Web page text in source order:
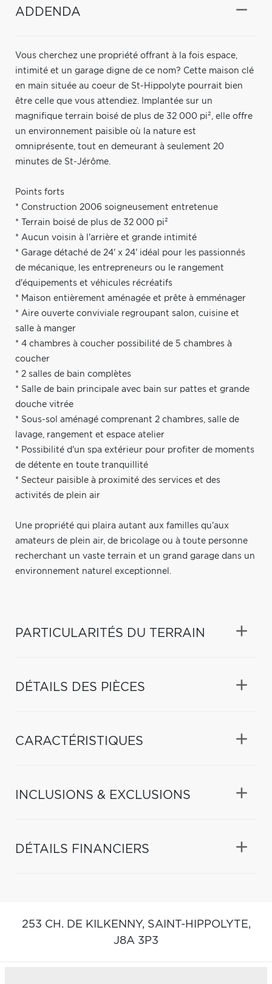
ADDENDA
Vous cherchez une propriété offrant à la fois espace,
intimité et un garage digne de ce nom? Cette maison clé
en main située au coeur de St-Hippolyte pourrait bien
être celle que vous attendiez. Implantée sur un
magnifique terrain boisé de plus de 32 000 pi², elle offre
un environnement paisible où la nature est
omniprésente, tout en demeurant à seulement 20
minutes de St-Jérôme.
Points forts
* Construction 2006 soigneusement entretenue
* Terrain boisé de plus de 32 000 pi²
* Aucun voisin à l'arrière et grande intimité
* Garage détaché de 24' x 24' idéal pour les passionnés
de mécanique, les entrepreneurs ou le rangement
d'équipements et véhicules récréatifs
* Maison entièrement aménagée et prête à emménager
* Aire ouverte conviviale regroupant salon, cuisine et
salle à manger
* 4 chambres à coucher possibilité de 5 chambres à
coucher
* 2 salles de bain complètes
* Salle de bain principale avec bain sur pattes et grande
douche vitrée
* Sous-sol aménagé comprenant 2 chambres, salle de
lavage, rangement et espace atelier
* Possibilité d'un spa extérieur pour profiter de moments
de détente en toute tranquillité
* Secteur paisible à proximité des services et des
activités de plein air
Une propriété qui plaira autant aux familles qu'aux
amateurs de plein air, de bricolage ou à toute personne
recherchant un vaste terrain et un grand garage dans un
environnement naturel exceptionnel.
PARTICULARITÉS DU TERRAIN
DÉTAILS DES PIÈCES
CARACTÉRISTIQUES
INCLUSIONS & EXCLUSIONS
DÉTAILS FINANCIERS
253 CH. DE KILKENNY, SAINT-HIPPOLYTE,
J8A 3P3